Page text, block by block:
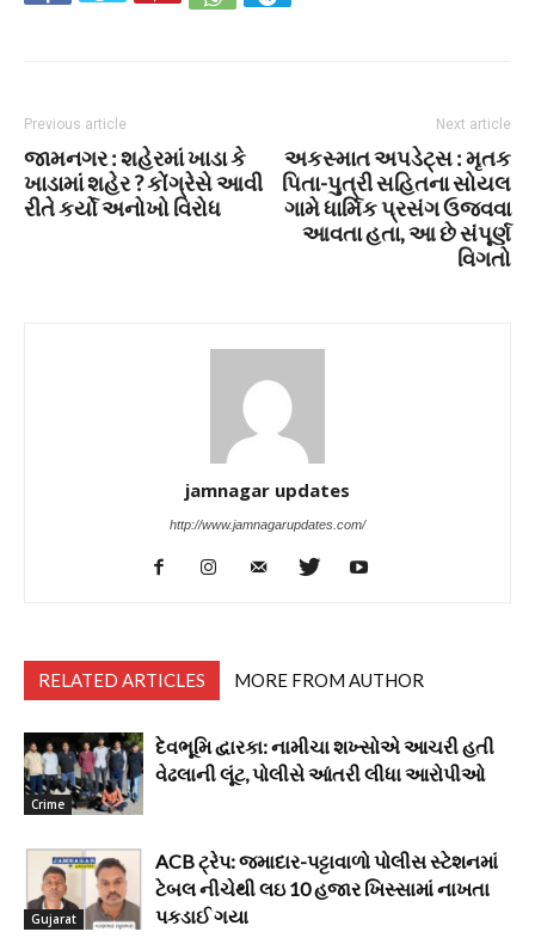
Previous article
જામનગર : શહેરમાં ખાડા કે
ખાડામાં શહેર ? કોંગ્રેસે આવી
રીતે કર્યો અનોખો વિરોધ
Next article
અકસ્માત અપડેટ્સ : મૃતક
પિતા-પુત્રી સહિતના સોયલ
ગામે ધાર્મિક પ્રસંગ ઉજવવા
આવતા હતા, આ છે સંપૂર્ણ
વિગતો
jamnagar updates
http://www.jamnagarupdates.com/
RELATED ARTICLES MORE FROM AUTHOR
Crime
દેવભૂમિ દ્વારકા: નામીચા શખ્સોએ આચરી હતી
વેઢલાની લૂંટ, પોલીસે આંતરી લીધા આરોપીઓ
Gujarat
ACB ટ્રેપ: જમાદાર-પટ્ટાવાળો પોલીસ સ્ટેશનમાં
ટેબલ નીચેથી લઇ 10 હજાર ખિસ્સામાં નાખતા
પકડાઈ ગયા